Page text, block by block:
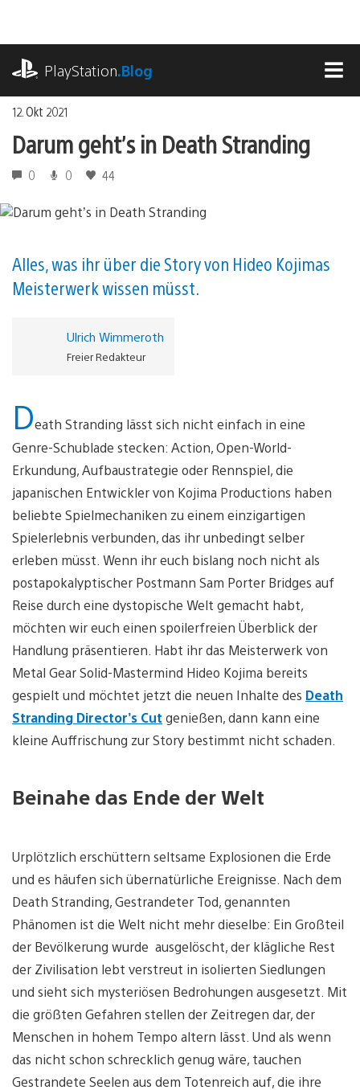
springen
PlayStation.Blog
12. Okt 2021
Darum geht’s in Death Stranding
0 0 44
Alles, was ihr über die Story von Hideo Kojimas
Meisterwerk wissen müsst.
Ulrich Wimmeroth
Freier Redakteur
Death Stranding lässt sich nicht einfach in eine
Genre-Schublade stecken: Action, Open-World-
Erkundung, Aufbaustrategie oder Rennspiel, die
japanischen Entwickler von Kojima Productions haben
beliebte Spielmechaniken zu einem einzigartigen
Spielerlebnis verbunden, das ihr unbedingt selber
erleben müsst. Wenn ihr euch bislang noch nicht als
postapokalyptischer Postmann Sam Porter Bridges auf
Reise durch eine dystopische Welt gemacht habt,
möchten wir euch einen spoilerfreien Überblick der
Handlung präsentieren. Habt ihr das Meisterwerk von
Metal Gear Solid-Mastermind Hideo Kojima bereits
gespielt und möchtet jetzt die neuen Inhalte des Death
Stranding Director’s Cut genießen, dann kann eine
kleine Auffrischung zur Story bestimmt nicht schaden.
Beinahe das Ende der Welt
Urplötzlich erschüttern seltsame Explosionen die Erde
und es häufen sich übernatürliche Ereignisse. Nach dem
Death Stranding, Gestrandeter Tod, genannten
Phänomen ist die Welt nicht mehr dieselbe: Ein Großteil
der Bevölkerung wurde ausgelöscht, der klägliche Rest
der Zivilisation lebt verstreut in isolierten Siedlungen
und sieht sich mysteriösen Bedrohungen ausgesetzt. Mit
die größten Gefahren stellen der Zeitregen dar, der
Menschen in hohem Tempo altern lässt. Und als wenn
das nicht schon schrecklich genug wäre, tauchen
Gestrandete Seelen aus dem Totenreich auf, die ihre